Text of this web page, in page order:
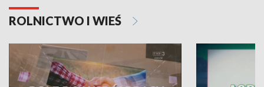
ROLNICTWO I WIEŚ